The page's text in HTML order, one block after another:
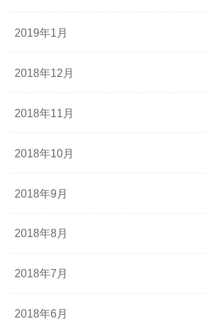
2019年1月
2018年12月
2018年11月
2018年10月
2018年9月
2018年8月
2018年7月
2018年6月